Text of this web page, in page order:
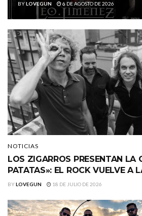
BYLOVEGUN 6 DE AGOSTO DE 2026
NOTICIAS
LOS ZIGARROS PRESENTAN LA
PATATAS»: EL ROCK VUELVE A
BYLOVEGUN 18 DE JULIO DE 2026